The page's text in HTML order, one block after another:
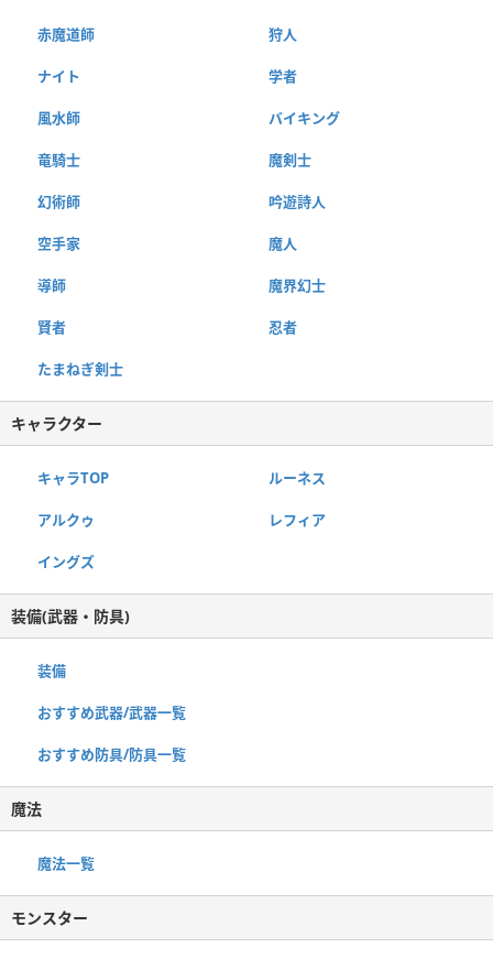
赤魔道師 狩人
ナイト 学者
風水師 バイキング
竜騎士 魔剣士
幻術師 吟遊詩人
空手家 魔人
導師 魔界幻士
賢者 忍者
たまねぎ剣士
キャラクター
キャラTOP ルーネス
アルクゥ レフィア
イングズ
装備(武器・防具)
装備
おすすめ武器/武器一覧
おすすめ防具/防具一覧
魔法
魔法一覧
モンスター